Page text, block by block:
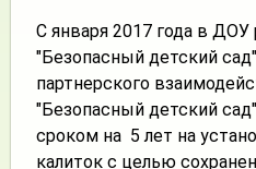
С января 2017 года в ДОУ
"Безопасный детский
партнерского
"Безопасный детский
сроком на 5 лет на
калиток с целью